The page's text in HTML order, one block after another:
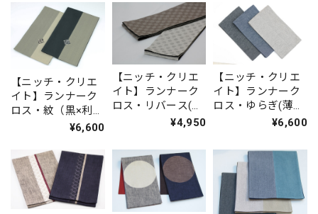
【ニッチ・クリエ
イト】ランナーク
ロス・紋（黒×利
休・利休×薄茶）
¥6,600
【ニッチ・クリエ
イト】ランナーク
ロス・リバース(ウ
ス茶×コゲ茶・白グ
¥4,950
【ニッチ・クリエ
イト】ランナーク
ロス・ゆらぎ(薄
茶・紺)IKI1525¥6,600